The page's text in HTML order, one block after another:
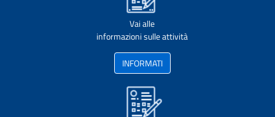
Vai alle
informazioni sulle attività
INFORMATI